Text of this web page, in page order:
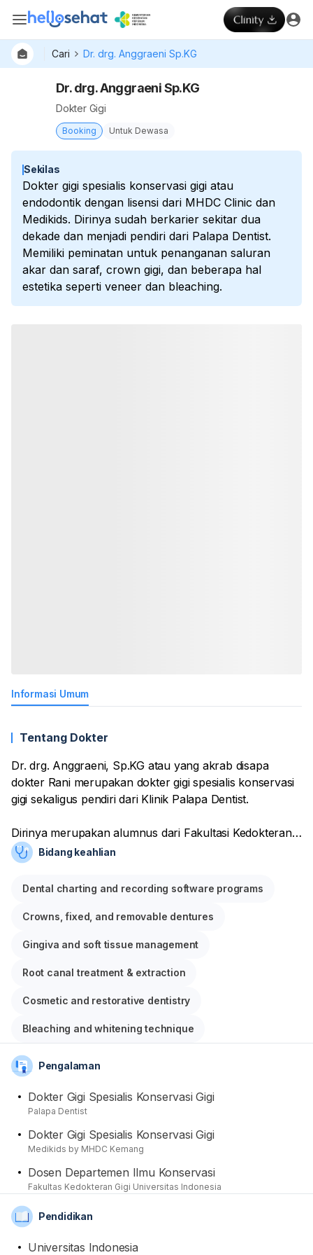
Cari Dr. drg. Anggraeni Sp.KG
Dr. drg. Anggraeni Sp.KG
Dokter Gigi
Booking Untuk Dewasa
Sekilas
Dokter gigi spesialis konservasi gigi atau
endodontik dengan lisensi dari MHDC Clinic dan
Medikids. Dirinya sudah berkarier sekitar dua
dekade dan menjadi pendiri dari Palapa Dentist.
Memiliki peminatan untuk penanganan saluran
akar dan saraf, crown gigi, dan beberapa hal
estetika seperti veneer dan bleaching.
Informasi Umum
Tentang Dokter
Dr. drg. Anggraeni, Sp.KG atau yang akrab disapa
dokter Rani merupakan dokter gigi spesialis konservasi
gigi sekaligus pendiri dari Klinik Palapa Dentist.
Dirinya merupakan alumnus dari Fakultasi Kedokteran
Gigi Universitas Indonesia. Mulai dari Sarjana, program
profesi, program spesialis konservasi gigi, hingga S3
dokter konservasi gigi didapatnya di sana. Tidak lupa
Berprestasi Utama UI.
Setelah lulus pun, selain berpraktik di Medikids by
di Departemen Ilmu Konservasi FKG UI. Beliau juga
negeri, baik sebagai peserta maupun pembicara.
Beberapa layanan yang dapat diberikannya antara lain
dan cabut gigi. Serta yang kompleks seperti implan gigi,
perawatan akar dan saraf gigi, serta tindakan untuk
pulpa gigi di gusi.
Bidang keahlian
Dental charting and recording software programs
Crowns, fixed, and removable dentures
Gingiva and soft tissue management
Root canal treatment & extraction
Cosmetic and restorative dentistry
Bleaching and whitening technique
Pengalaman
Dokter Gigi Spesialis Konservasi Gigi
Palapa Dentist
Dokter Gigi Spesialis Konservasi Gigi
Medikids by MHDC Kemang
Dosen Departemen Ilmu Konservasi
Fakultas Kedokteran Gigi Universitas Indonesia
Pendidikan
Universitas Indonesia